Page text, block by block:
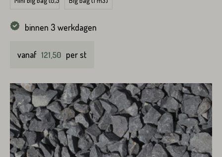
binnen 3 werkdagen
vanaf 121,50 per st